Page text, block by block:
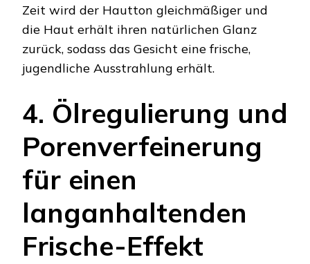
Zeit wird der Hautton gleichmäßiger und
die Haut erhält ihren natürlichen Glanz
zurück, sodass das Gesicht eine frische,
jugendliche Ausstrahlung erhält.
4. Ölregulierung und
Porenverfeinerung
für einen
langanhaltenden
Frische-Effekt